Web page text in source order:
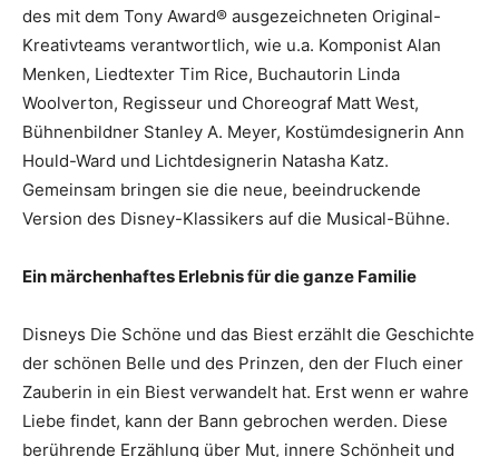
des mit dem Tony Award® ausgezeichneten Original-
Kreativteams verantwortlich, wie u.a. Komponist Alan
Menken, Liedtexter Tim Rice, Buchautorin Linda
Woolverton, Regisseur und Choreograf Matt West,
Bühnenbildner Stanley A. Meyer, Kostümdesignerin Ann
Hould-Ward und Lichtdesignerin Natasha Katz.
Gemeinsam bringen sie die neue, beeindruckende
Version des Disney-Klassikers auf die Musical-Bühne.
Ein märchenhaftes Erlebnis für die ganze Familie
Disneys Die Schöne und das Biest erzählt die Geschichte
der schönen Belle und des Prinzen, den der Fluch einer
Zauberin in ein Biest verwandelt hat. Erst wenn er wahre
Liebe findet, kann der Bann gebrochen werden. Diese
berührende Erzählung über Mut, innere Schönheit und